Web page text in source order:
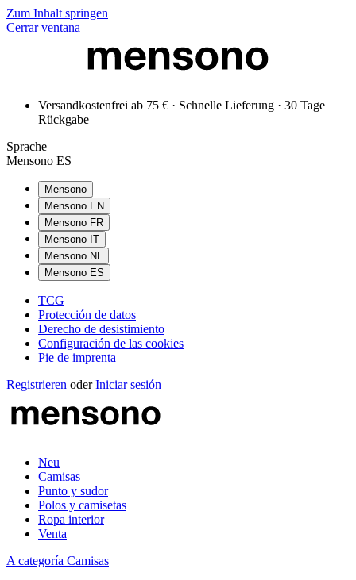
Zum Inhalt springen
Cerrar ventana
Versandkostenfrei ab 75 € · Schnelle Lieferung · 30 Tage
Rückgabe
Sprache
Mensono ES
Mensono
Mensono EN
Mensono FR
Mensono IT
Mensono NL
Mensono ES
TCG
Protección de datos
Derecho de desistimiento
Configuración de las cookies
Pie de imprenta
Registrieren oder Iniciar sesión
Neu
Camisas
Punto y sudor
Polos y camisetas
Ropa interior
Venta
A categoría Camisas